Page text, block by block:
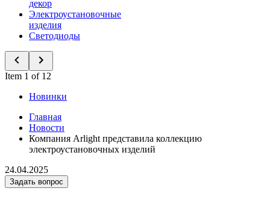
декор
Электроустановочные
изделия
Светодиоды
Item 1 of 12
Новинки
Главная
Новости
Компания Arlight представила коллекцию
электроустановочных изделий
24.04.2025
Задать вопрос